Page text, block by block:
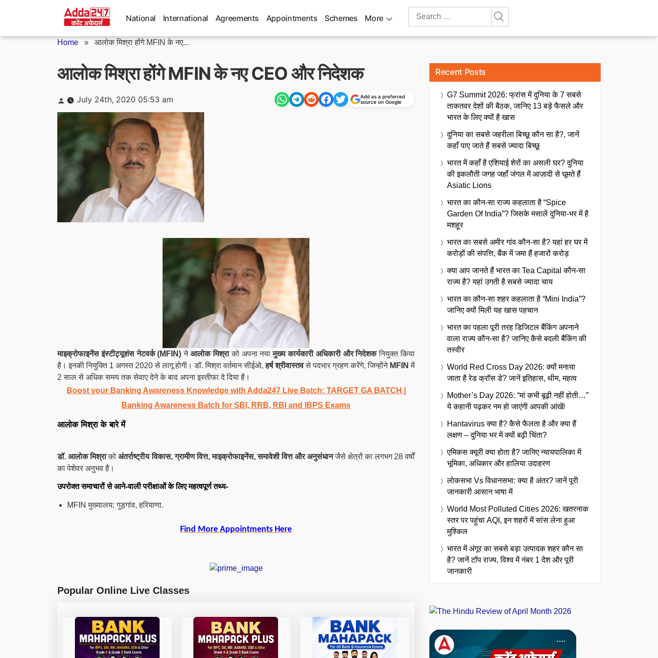
National International Agreements Appointments Schemes More
Search
Home » आलोक मिश्रा होंगे MFIN के नए...
आलोक मिश्रा होंगे MFIN के नए CEO और निदेशक
Posted
by
July 24th, 2020 05:53 am
Add as a preferred
source on Google
माइक्रोफाइनेंस इंस्टीट्यूशंस नेटवर्क (MFIN) नेआलोक मिश्राको अपना नयामुख्य कार्यकारी अधिकारी और निदेशकनियुक्त किया
है। इनकी नियुक्ति 1 अगस्त 2020 से लागू होगी। डॉ. मिश्रा वर्तमान सीईओ,हर्ष श्रीवास्तवसे पदभार ग्रहण करेंगे, जिन्होंने MFINमें
2 साल से अधिक समय तक सेवाए देने के बाद अपना इस्तीफा दे दिया है।
Boost your Banking Awareness Knowledge with Adda247 Live Batch: TARGET GA BATCH
Banking Awareness Batch for SBI, RRB, RBI and IBPS Exams
आलोक मिश्रा के बारे में
डॉ. आलोक मिश्राकोअंतर्राष्ट्रीय विकास, ग्रामीण वित्त, माइक्रोफाइनेंस, समावेशी वित्त और अनुसंधानजैसे क्षेत्रों का लगभग 28 वर्षों
का पेशेवर अनुभव है।
उपरोक्त समाचारों से आने-वाली परीक्षाओं के लिए महत्वपूर्ण तथ्य-
MFIN मुख्यालय: गुड़गांव, हरियाणा.
Find More Appointments Here
Popular Online Live Classes
Recent Posts
G7 Summit 2026: फ्रांस में दुनिया के 7 सबसे
ताकतवर देशों की बैठक, जानिए 13 बड़े फैसले और
भारत के लिए क्यों है खास
दुनिया का सबसे जहरीला बिच्छू कौन सा है?, जानें
कहाँ पाए जाते हैं सबसे ज्यादा बिच्छू
भारत में कहाँ है एशियाई शेरों का असली घर? दुनिया
की इकलौती जगह जहाँ जंगल में आज़ादी से घूमते हैं
Asiatic Lions
भारत का कौन-सा राज्य कहलाता है “Spice
Garden Of India”? जिसके मसालें दुनिया-भर में है
मशहूर
भारत का सबसे अमीर गांव कौन-सा है? यहां हर घर में
करोड़ों की संपत्ति, बैंक में जमा हैं हजारों करोड़
क्या आप जानते हैं भारत का Tea Capital कौन-सा
राज्य है? यहां उगती है सबसे ज्यादा चाय
भारत का कौन-सा शहर कहलाता है “Mini India”?
जानिए क्यों मिली यह खास पहचान
भारत का पहला पूरी तरह डिजिटल बैंकिंग अपनाने
वाला राज्य कौन-सा है? जानिए कैसे बदली बैंकिंग की
तस्वीर
World Red Cross Day 2026: क्यों मनाया
जाता है रेड क्रॉस डे? जानें इतिहास, थीम, महत्व
Mother’s Day 2026: “मां कभी बूढ़ी नहीं होती…”
ये कहानी पढ़कर नम हो जाएंगी आपकी आंखें!
Hantavirus क्या है? कैसे फैलता है और क्या हैं
लक्षण – दुनिया भर में क्यों बढ़ी चिंता?
एमिकस क्यूरी क्या होता है? जानिए न्यायपालिका में
भूमिका, अधिकार और हालिया उदाहरण
लोकसभा Vs विधानसभा: क्या है अंतर? जानें पूरी
जानकारी आसान भाषा में
World Most Polluted Cities 2026: खतरनाक
स्तर पर पहुंचा AQI, इन शहरों में सांस लेना हुआ
मुश्किल
भारत में अंगूर का सबसे बड़ा उत्पादक शहर कौन सा
है? जानें टॉप राज्य, विश्व में नंबर 1 देश और पूरी
जानकारी